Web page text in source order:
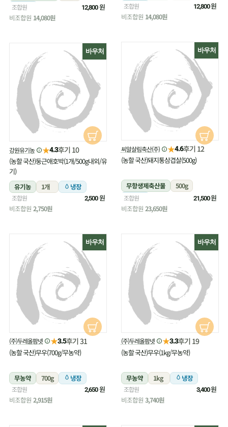
냉장
조합원 12,800원
비조합원 14,080원
냉장
조합원 12,800원
비조합원 14,080원
바우처
씨알살림축산(주) ★4.6후기 12
(농할 국산)돼지통삼겹살(500g)
무항생제축산물
500g
냉장
조합원 21,500원
비조합원 23,650원
바우처
강원유기농 ★4.3후기 10
(농할 국산)둥근애호박(1개/500g내외/유
기)
유기농
1개 냉장
조합원 2,500원
비조합원 2,750원
바우처
(주)두레올팜넷 ★3.3후기 19
(농할 국산)무우(1kg/무농약)
무농약 1kg 냉장
조합원 3,400원
비조합원 3,740원
바우처
(주)두레올팜넷 ★3.5후기 31
(농할 국산)무우(700g/무농약)
무농약 700g 냉장
조합원 2,650원
비조합원 2,915원